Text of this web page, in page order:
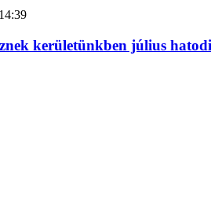
kerületünkben július